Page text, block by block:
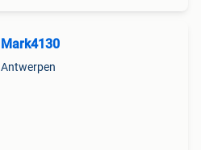
Mark4130
Antwerpen